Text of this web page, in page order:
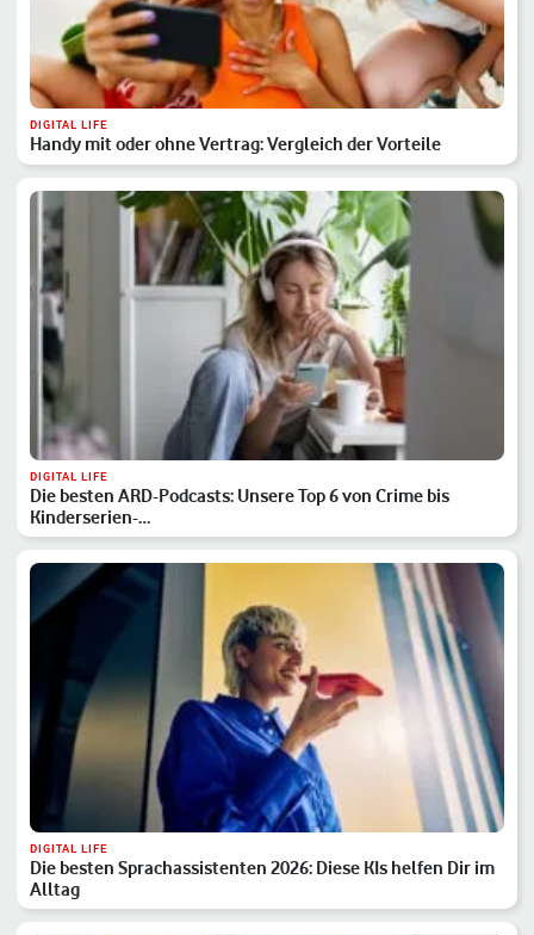
DIGITAL LIFE
Handy mit oder ohne Vertrag: Vergleich der Vorteile
DIGITAL LIFE
Die besten ARD-Podcasts: Unsere Top 6 von Crime bis
Kinderserien-…
DIGITAL LIFE
Die besten Sprachassistenten 2026: Diese KIs helfen Dir im
Alltag